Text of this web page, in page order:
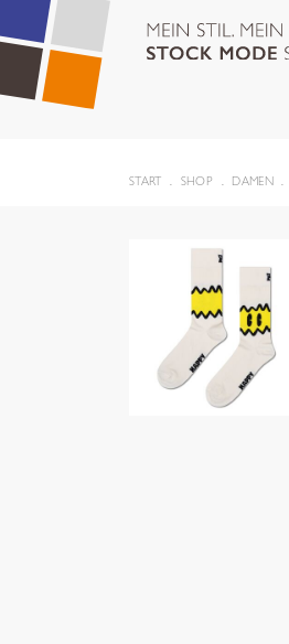
START SHOP DAMEN